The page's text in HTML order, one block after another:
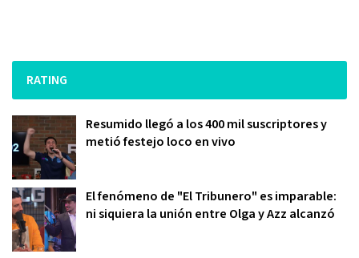
RATING
Resumido llegó a los 400 mil suscriptores y
metió festejo loco en vivo
El fenómeno de "El Tribunero" es imparable:
ni siquiera la unión entre Olga y Azz alcanzó